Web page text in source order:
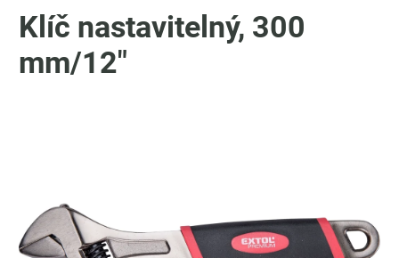
Klíč nastavitelný, 300
mm/12"